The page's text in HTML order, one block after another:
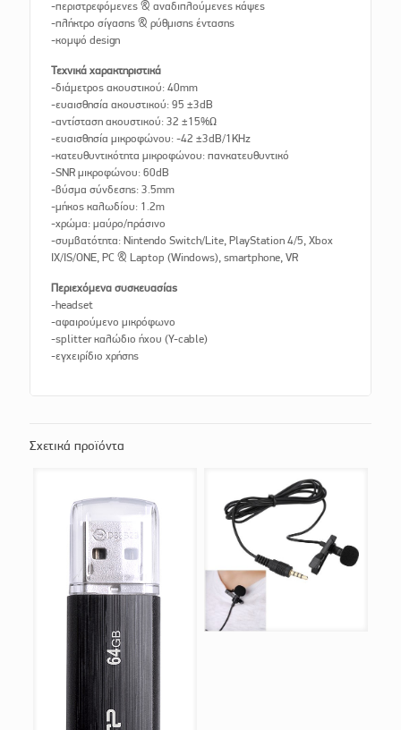
-περιστρεφόμενες & αναδιπλούμενες κάψες
-πλήκτρο σίγασης & ρύθμισης έντασης
-κομψό design
Τεχνικά χαρακτηριστικά
-διάμετρος ακουστικού: 40mm
-ευαισθησία ακουστικού: 95 ±3dB
-αντίσταση ακουστικού: 32 ±15%Ω
-ευαισθησία μικροφώνου: -42 ±3dB/1KHz
-κατευθυντικότητα μικροφώνου: πανκατευθυντικό
-SNR μικροφώνου: 60dB
-βύσμα σύνδεσης: 3.5mm
-μήκος καλωδίου: 1.2m
-χρώμα: μαύρο/πράσινο
-συμβατότητα: Nintendo Switch/Lite, PlayStation 4/5, Xbox
IX/IS/ONE, PC & Laptop (Windows), smartphone, VR
Περιεχόμενα συσκευασίας
-headset
-αφαιρούμενο μικρόφωνο
-splitter καλώδιο ήχου (Y-cable)
-εγχειρίδιο χρήσης
Σχετικά προϊόντα